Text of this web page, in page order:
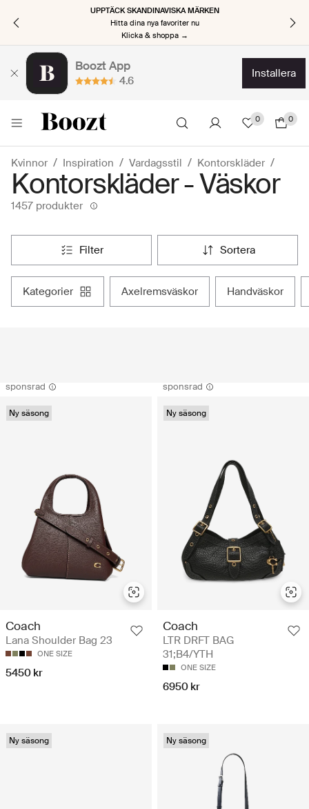
UPPTÄCK SKANDINAVISKA MÄRKEN
Hitta dina nya favoriter nu
Klicka & shoppa →
Boozt App
4.6
installera
0 0
Kvinnor Inspiration Vardagsstil Kontorskläder
Kontorskläder - Väskor
1457 produkter
filter sortera
kategorier axelremsväskor handväskor
sponsrad
Ny säsong
Coach
Lana Shoulder Bag 23
ONE SIZE
5450 kr
sponsrad
Ny säsong
Coach
LTR DRFT BAG
31;B4/YTH
ONE SIZE
6950 kr
Ny säsong Ny säsong